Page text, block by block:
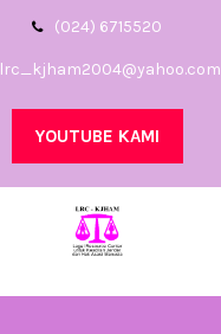
(024) 6715520
lrc_kjham2004@yahoo.com
YOUTUBE KAMI